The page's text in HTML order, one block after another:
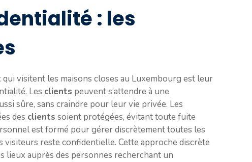
: les
qui visitent les maisons closes au Luxembourg est leur
Les clients peuvent s’attendre à une
sûre, sans craindre pour leur vie privée. Les
des clients soient protégées, évitant toute fuite
est formé pour gérer discrètement toutes les
visiteurs reste confidentielle. Cette approche discrète
lieux auprès des personnes recherchant un